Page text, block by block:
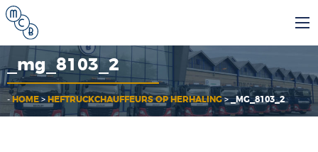
_mg_8103_2
-HOME> HEFTRUCKCHAUFFEURS OP HERHALING>_MG_8103_2